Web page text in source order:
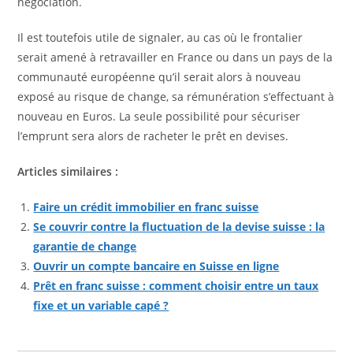
Il est toutefois utile de signaler, au cas où le frontalier
serait amené à retravailler en France ou dans un pays de la
communauté européenne qu’il serait alors à nouveau
exposé au risque de change, sa rémunération s’effectuant à
nouveau en Euros. La seule possibilité pour sécuriser
l’emprunt sera alors de racheter le prêt en devises.
Articles similaires :
Faire un crédit immobilier en franc suisse
Se couvrir contre la fluctuation de la devise suisse : la
garantie de change
Ouvrir un compte bancaire en Suisse en ligne
Prêt en franc suisse : comment choisir entre un taux
fixe et un variable capé ?